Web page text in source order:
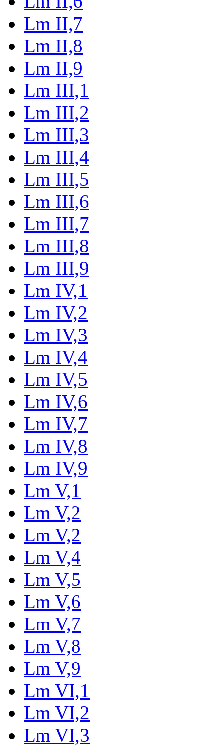
Lm II,7
Lm II,8
Lm II,9
Lm III,1
Lm III,2
Lm III,3
Lm III,4
Lm III,5
Lm III,6
Lm III,7
Lm III,8
Lm III,9
Lm IV,1
Lm IV,2
Lm IV,3
Lm IV,4
Lm IV,5
Lm IV,6
Lm IV,7
Lm IV,8
Lm IV,9
Lm V,1
Lm V,2
Lm V,2
Lm V,4
Lm V,5
Lm V,6
Lm V,7
Lm V,8
Lm V,9
Lm VI,1
Lm VI,2
Lm VI,3